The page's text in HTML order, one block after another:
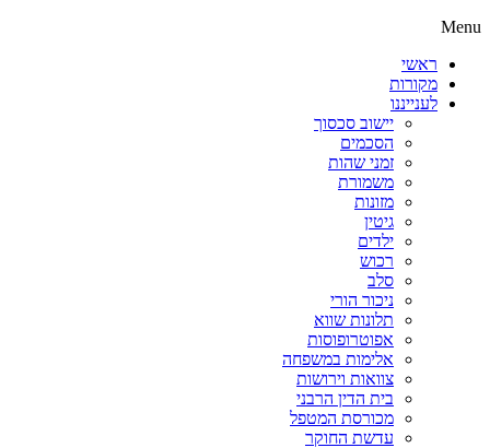
Menu
ראשי
מקורות
לענייננו
יישוב סכסוך
הסכמים
זמני שהות
משמורת
מזונות
גיטין
ילדים
רכוש
סלב
ניכור הורי
תלונות שווא
אפוטרופוסות
אלימות במשפחה
צוואות וירושות
בית הדין הרבני
מכורסת המטפל
עדשת החוקר